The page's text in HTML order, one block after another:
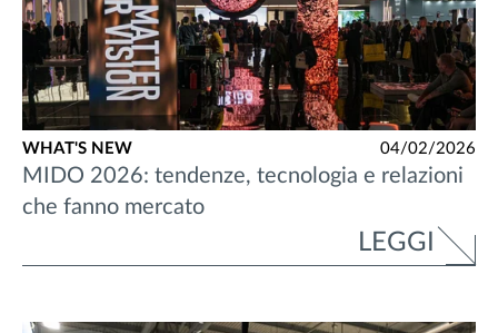
WHAT'S NEW 04/02/2026
MIDO 2026: tendenze, tecnologia e relazioni
che fanno mercato
LEGGI